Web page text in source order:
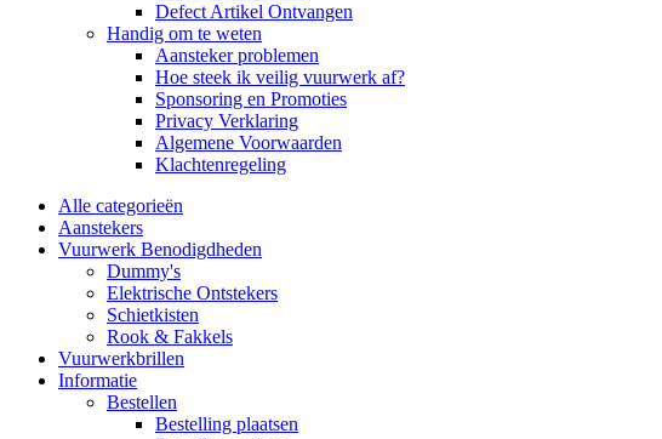
Defect Artikel Ontvangen
Handig om te weten
Aansteker problemen
Hoe steek ik veilig vuurwerk af?
Sponsoring en Promoties
Privacy Verklaring
Algemene Voorwaarden
Klachtenregeling
Alle categorieën
Aanstekers
Vuurwerk Benodigdheden
Dummy's
Elektrische Ontstekers
Schietkisten
Rook & Fakkels
Vuurwerkbrillen
Informatie
Bestellen
Bestelling plaatsen